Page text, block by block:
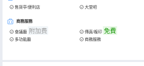
售貨亭/便利店 大堂吧
商務服務
會議廳 附加费 傳真/複印 免費
多功能廳
商務服務